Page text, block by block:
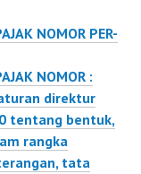
NOMOR PER-
NOMOR :
direktur
tentang bentuk,
rangka
tata